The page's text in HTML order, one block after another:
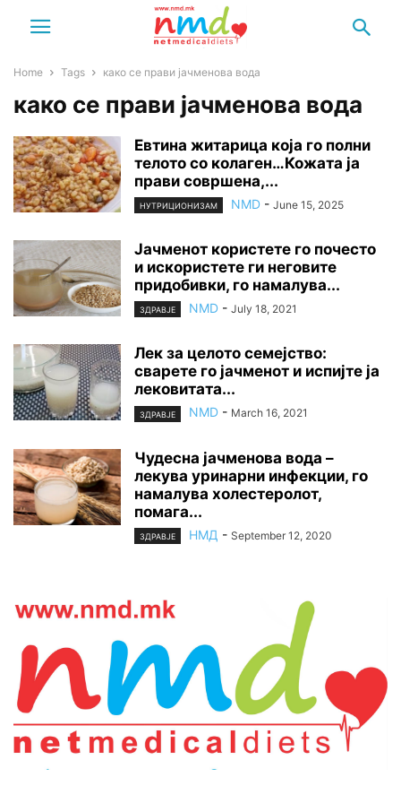
Home Tags како се прави јачменова вода
како се прави јачменова вода
Евтина житарица која го полни
телото со колаген…Кожата ја
прави совршена,...
НУТРИЦИОНИЗАМ NMD - June 15, 2025
Јачменот користете го почесто
и искористете ги неговите
придобивки, го намалува...
ЗДРАВЈЕ NMD - July 18, 2021
Лек за целото семејство:
сварете го јачменот и испијте ја
лековитата...
ЗДРАВЈЕ NMD - March 16, 2021
Чудесна јачменова вода –
лекува уринарни инфекции, го
намалува холестеролот,
помага...
ЗДРАВЈЕ НМД - September 12, 2020